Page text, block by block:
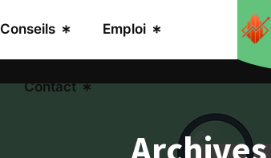
Conseils Emploi
Contact